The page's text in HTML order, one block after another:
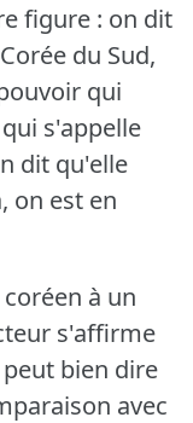
figure : on dit
du Sud,
qui
s'appelle
dit qu'elle
on est en
à un
s'affirme
bien dire
avec